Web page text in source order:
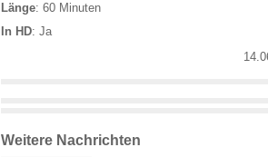
Länge: 60 Minuten
In HD: Ja
Weitere Nachrichten